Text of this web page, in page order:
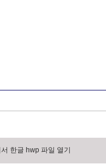
서 한글 hwp 파일 열 기